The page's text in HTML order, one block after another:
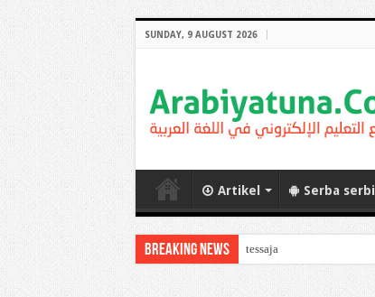
SUNDAY, 9 AUGUST 2026
Artikel Serba serbi
Breaking News tessaja